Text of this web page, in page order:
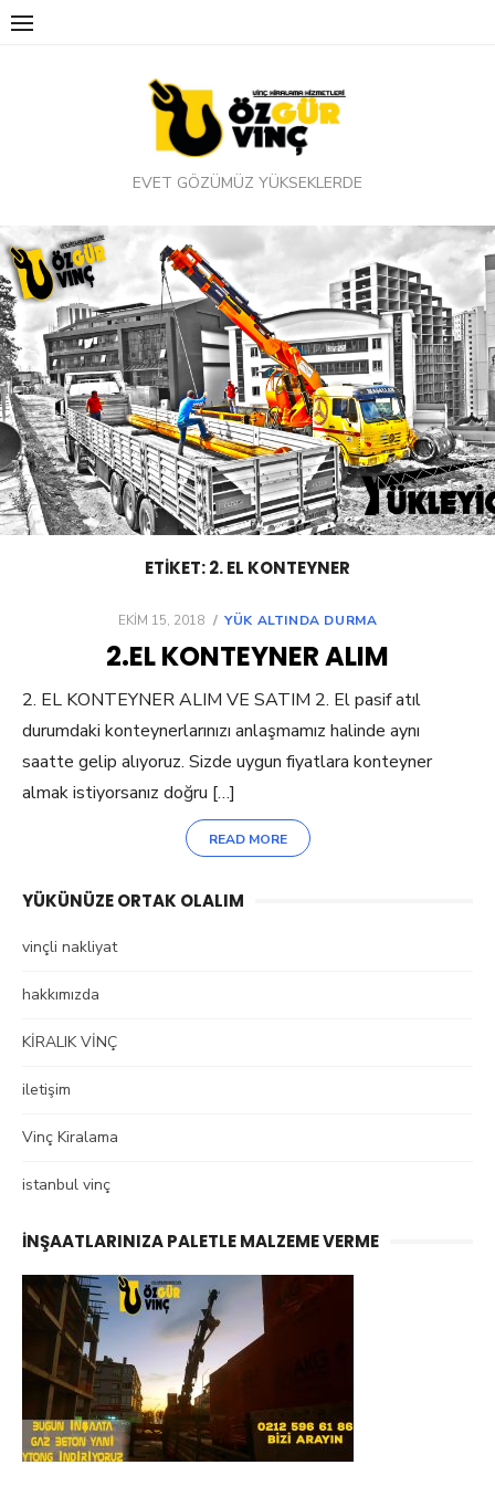
Skip
EVET GÖZÜMÜZ YÜKSEKLERDE
ETIKET:2. EL KONTEYNER
POSTED
EKIM 15, 2018 YÜK ALTINDA DURMA
2.EL KONTEYNER ALIM
2. EL KONTEYNER ALIM VE SATIM 2. El pasif atıl
durumdaki konteynerlarınızı anlaşmamız halinde aynı
saatte gelip alıyoruz. Sizde uygun fiyatlara konteyner
almak istiyorsanız doğru […]
READ MORE
YÜKÜNÜZE ORTAK OLALIM
vinçli nakliyat
hakkımızda
KİRALIK VİNÇ
iletişim
Vinç Kiralama
istanbul vinç
İNŞAATLARINIZA PALETLE MALZEME VERME